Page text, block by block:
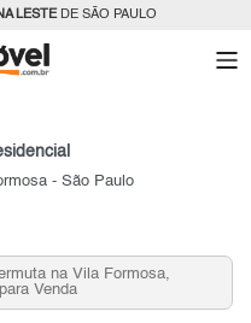
LESTEDE SÃO PAULO
- São Paulo
Casas 3 Quartos na Vila